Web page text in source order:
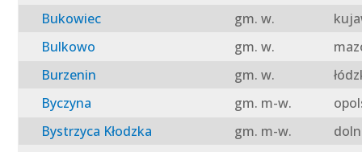
Bukowiec
gm. w.
Bulkowo
gm. w.
Burzenin
gm. w.
Byczyna
gm. m-w.
Bystrzyca Kłodzka
gm. m-w.